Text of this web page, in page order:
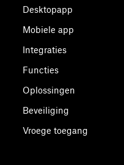
Desktopapp
Mobiele app
Integraties
Functies
Oplossingen
Beveiliging
Vroege toegang